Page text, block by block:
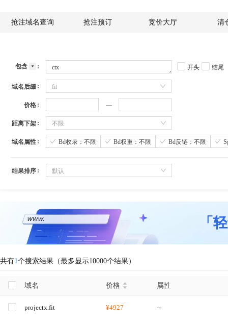
抢注域名查询 抢注预订 竞价大厅 清
包含 开头 结尾
域名后缀 fit
价格
距离下架 不限
域名属性 Bd收录：不限 Bd权重：不限 Bd反链：不限
结果排序 默认
「
共有1个搜索结果（最多显示10000个结果）
域名 价格 属性
projectx.fit ¥4927 --